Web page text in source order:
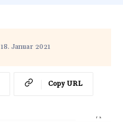
18. Januar 2021
Copy URL